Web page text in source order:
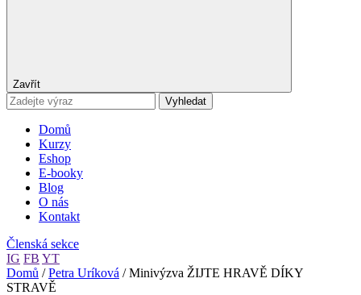
Zavřít
Vyhledat
Domů
Kurzy
Eshop
E-booky
Blog
O nás
Kontakt
Členská sekce
IG FB YT
Domů /Petra Uríková / Minivýzva ŽIJTE HRAVĚ DÍKY
STRAVĚ